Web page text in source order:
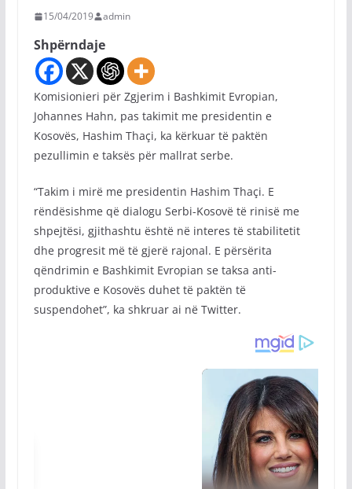
15/04/2019 admin
Shpërndaje
Komisionieri për Zgjerim i Bashkimit Evropian,
Johannes Hahn, pas takimit me presidentin e
Kosovës, Hashim Thaçi, ka kërkuar të paktën
pezullimin e taksës për mallrat serbe.
“Takim i mirë me presidentin Hashim Thaçi. E
rëndësishme që dialogu Serbi-Kosovë të rinisë me
shpejtësi, gjithashtu është në interes të stabilitetit
dhe progresit më të gjerë rajonal. E përsërita
qëndrimin e Bashkimit Evropian se taksa anti-
produktive e Kosovës duhet të paktën të
suspendohet”, ka shkruar ai në Twitter.